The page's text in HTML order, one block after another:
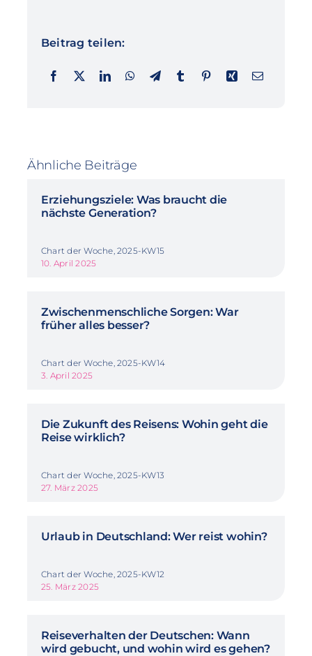
Beitrag teilen:
Ähnliche Beiträge
Erziehungsziele: Was braucht die
nächste Generation?
Chart der Woche, 2025-KW15
10. April 2025
Zwischenmenschliche Sorgen: War
früher alles besser?
Chart der Woche, 2025-KW14
3. April 2025
Die Zukunft des Reisens: Wohin geht die
Reise wirklich?
Chart der Woche, 2025-KW13
27. März 2025
Urlaub in Deutschland: Wer reist wohin?
Chart der Woche, 2025-KW12
25. März 2025
Reiseverhalten der Deutschen: Wann
wird gebucht, und wohin wird es gehen?